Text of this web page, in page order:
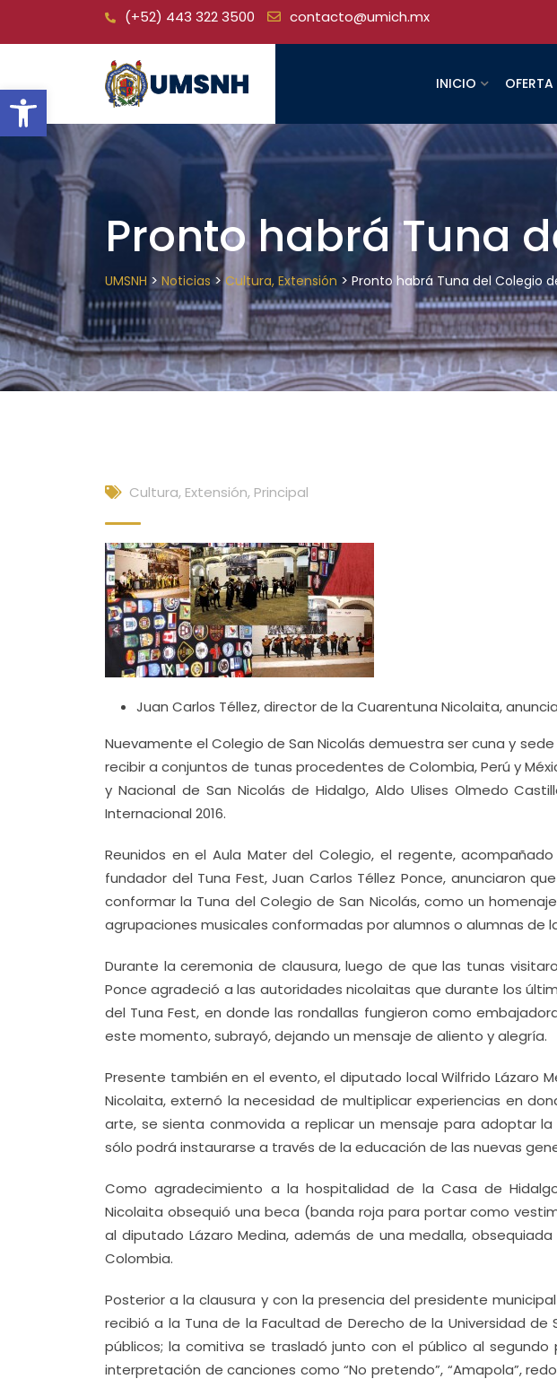
Open toolbar
(+52) 443 322 3500 contacto@umich.mx
INICIO
Pronto habrá Tuna
UMSNH > Noticias>Cultura, Extensión > Pronto habrá Tuna del Colegio
Cultura, Extensión, Principal
Juan Carlos Téllez, director de la Cuarentuna Nicolaita,
Nuevamente el Colegio de San Nicolás demuestra ser cuna y
recibir a conjuntos de tunas procedentes de Colombia, Perú y
y Nacional de San Nicolás de Hidalgo, Aldo Ulises Olmedo
Internacional 2016.
Reunidos en el Aula Mater del Colegio, el regente,
fundador del Tuna Fest, Juan Carlos Téllez Ponce, anunciaron
conformar la Tuna del Colegio de San Nicolás, como un
agrupaciones musicales conformadas por alumnos o alumnas de
Durante la ceremonia de clausura, luego de que las tunas
Ponce agradeció a las autoridades nicolaitas que durante los
del Tuna Fest, en donde las rondallas fungieron como
este momento, subrayó, dejando un mensaje de aliento y alegría.
Presente también en el evento, el diputado local Wilfrido Lázaro
Nicolaita, externó la necesidad de multiplicar experiencias en
arte, se sienta conmovida a replicar un mensaje para adoptar
sólo podrá instaurarse a través de la educación de las nuevas
Como agradecimiento a la hospitalidad de la Casa de
Nicolaita obsequió una beca (banda roja para portar como
al diputado Lázaro Medina, además de una medalla,
Colombia.
Posterior a la clausura y con la presencia del presidente
recibió a la Tuna de la Facultad de Derecho de la Universidad de
públicos; la comitiva se trasladó junto con el público al
interpretación de canciones como “No pretendo”, “Amapola”,